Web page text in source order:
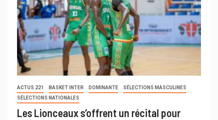
ACTUS 221 BASKET INTER DOMINANTE
SÉLECTIONS MASCULINES
SÉLECTIONS NATIONALES
Les Lionceaux s’offrent un récital pour